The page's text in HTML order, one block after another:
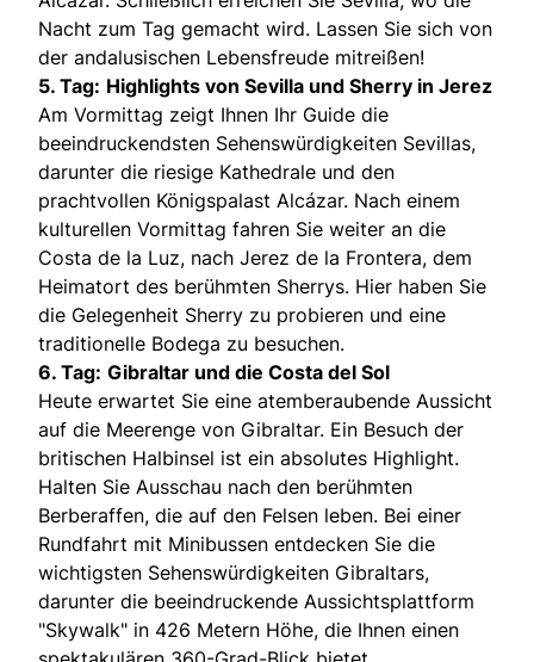
Nacht zum Tag gemacht wird. Lassen Sie sich von
der andalusischen Lebensfreude mitreißen!
5. Tag: Highlights von Sevilla und Sherry in Jerez
Am Vormittag zeigt Ihnen Ihr Guide die
beeindruckendsten Sehenswürdigkeiten Sevillas,
darunter die riesige Kathedrale und den
prachtvollen Königspalast Alcázar. Nach einem
kulturellen Vormittag fahren Sie weiter an die
Costa de la Luz, nach Jerez de la Frontera, dem
Heimatort des berühmten Sherrys. Hier haben Sie
die Gelegenheit Sherry zu probieren und eine
traditionelle Bodega zu besuchen.
6. Tag: Gibraltar und die Costa del Sol
Heute erwartet Sie eine atemberaubende Aussicht
auf die Meerenge von Gibraltar. Ein Besuch der
britischen Halbinsel ist ein absolutes Highlight.
Halten Sie Ausschau nach den berühmten
Berberaffen, die auf den Felsen leben. Bei einer
Rundfahrt mit Minibussen entdecken Sie die
wichtigsten Sehenswürdigkeiten Gibraltars,
darunter die beeindruckende Aussichtsplattform
"Skywalk" in 426 Metern Höhe, die Ihnen einen